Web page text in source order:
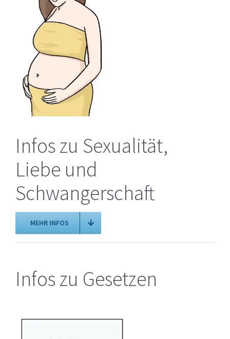
Infos zu Sexualität,
Liebe und
Schwangerschaft
MEHR INFOS
Infos zu Gesetzen